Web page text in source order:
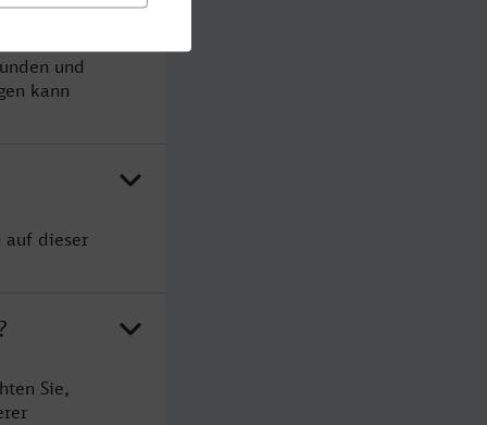
und
kann
auf dieser
Sie,